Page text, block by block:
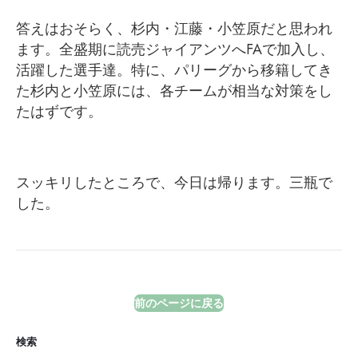
答えはおそらく、杉内・江藤・小笠原だと思われ
ます。全盛期に読売ジャイアンツへFAで加入し、
活躍した選手達。特に、パリーグから移籍してき
た杉内と小笠原には、各チームが相当な対策をし
たはずです。
スッキリしたところで、今日は帰ります。三瓶で
した。
前のページに戻る
検索